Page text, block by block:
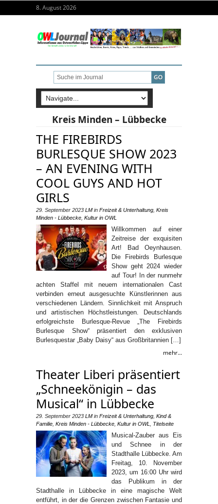
8. August 2026
Kreis Minden – Lübbecke
THE FIREBIRDS
BURLESQUE SHOW 2023
– AN EVENING WITH
COOL GUYS AND HOT
GIRLS
29. September 2023 LM in Freizeit & Unterhaltung Kreis
Minden - Lübbecke Kultur in OWL
Willkommen auf einer
Zeitreise der exquisiten
Art! Bad Oeynhausen.
Die Firebirds Burlesque
Show geht 2024 wieder
auf Tour! In der nunmehr
achten Staffel mit neuem internationalen Cast
verbinden erneut ausgesuchte Künstlerinnen aus
verschiedenen Ländern. Sinnlichkeit mit Anspruch
und artistischen Höchstleistungen. Deutschlands
erfolgreichste Burlesque-Revue „The Firebirds
Burlesque Show“ präsentiert den exklusiven
Burlesquestar „Baby Daisy“ aus Großbritannien […]
mehr...
Theater Liberi präsentiert
„Schneekönigin – das
Musical“ in Lübbecke
29. September 2023 LM in Freizeit & Unterhaltung Kind &
Familie Kreis Minden - Lübbecke Kultur in OWL Titelseite
Musical-Zauber aus Eis
und Schnee in der
Stadthalle Lübbecke. Am
Freitag, 10. November
2023, um 16:00 Uhr wird
das Publikum in der
Stadthalle in Lübbecke in eine magische Welt
entführt, in der die Grenzen zwischen Fantasie und